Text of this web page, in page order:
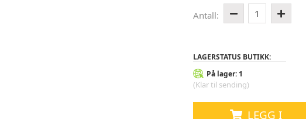
Antall: 1
LAGERSTATUS BUTIKK:
På lager: 1
(Klar til sending)
LEGG I